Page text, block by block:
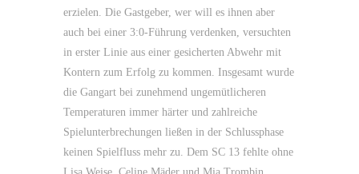
erzielen. Die Gastgeber, wer will es ihnen aber
auch bei einer 3:0-Führung verdenken, versuchten
in erster Linie aus einer gesicherten Abwehr mit
Kontern zum Erfolg zu kommen. Insgesamt wurde
die Gangart bei zunehmend ungemütlicheren
Temperaturen immer härter und zahlreiche
Spielunterbrechungen ließen in der Schlussphase
keinen Spielfluss mehr zu. Dem SC 13 fehlte ohne